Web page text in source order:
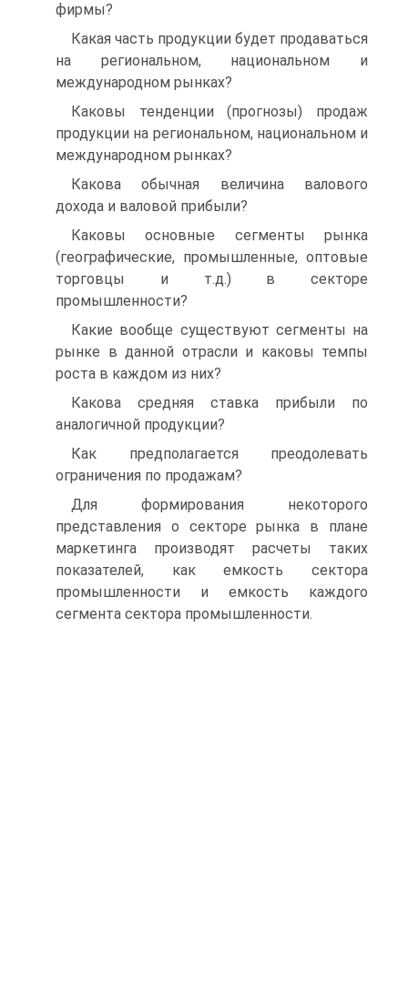
фирмы?
Какая часть продукции будет продаваться
на региональном, национальном и
международном рынках?
Каковы тенденции (прогнозы) продаж
продукции на региональном, национальном и
международном рынках?
Какова обычная величина валового
дохода и валовой прибыли?
Каковы основные сегменты рынка
(географические, промышленные, оптовые
торговцы и т.д.) в секторе
промышленности?
Какие вообще существуют сегменты на
рынке в данной отрасли и каковы темпы
роста в каждом из них?
Какова средняя ставка прибыли по
аналогичной продукции?
Как предполагается преодолевать
ограничения по продажам?
Для формирования некоторого
представления о секторе рынка в плане
маркетинга производят расчеты таких
показателей, как емкость сектора
промышленности и емкость каждого
сегмента сектора промышленности.